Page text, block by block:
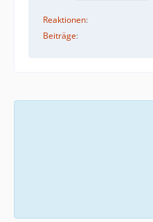
Reaktionen
Beiträge